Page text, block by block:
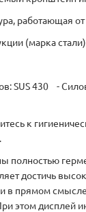
работающая от
(марка
430 -
к
полностью
достичь
в прямом
этом дисплей